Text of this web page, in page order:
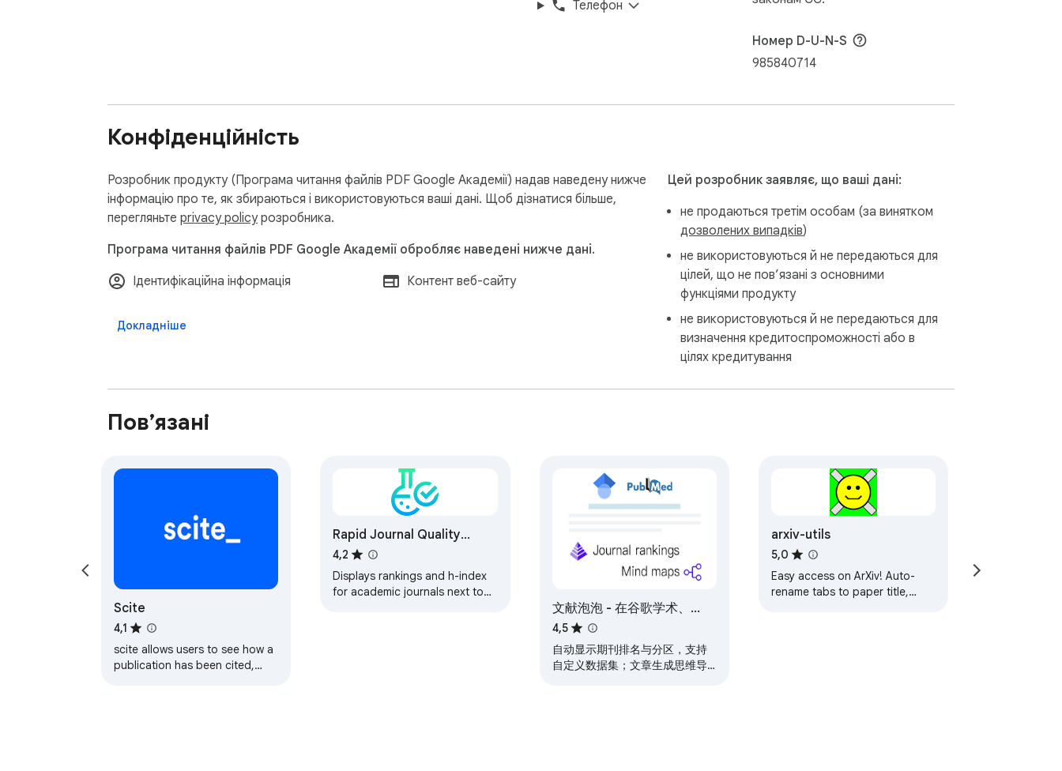
Телефон
Номер D-U-N-S
985840714
Конфіденційність
Розробник продукту (Програма читання файлів PDF Google Академії) надав наведену нижче
інформацію про те, як збираються і використовуються ваші дані. Щоб дізнатися більше,
перегляньте privacy policyрозробника.
Програма читання файлів PDF Google Академії обробляє наведені нижче дані.
Ідентифікаційна інформація
Контент веб-сайту
Докладніше
Цей розробник заявляє, що ваші дані:
не продаються третім особам (за винятком
дозволених випадків)
не використовуються й не передаються для
цілей, що не пов’язані з основними
функціями продукту
не використовуються й не передаються для
визначення кредитоспроможності або в
цілях кредитування
Пов’язані
Scite
4,1
scite allows users to see how a
publication has been cited,
Rapid Journal Quality
Check
4,2
Displays rankings and h-index
for academic journals next to
文献泡泡 - 在谷歌学术、
PubMed等论文平台免费显示
期刊排名，生成思维导图
4,5
自动显示期刊排名与分区，支持
自定义数据集；文章生成思维导
arxiv-utils
5,0
Easy access on ArXiv! Auto-
rename tabs to paper title,